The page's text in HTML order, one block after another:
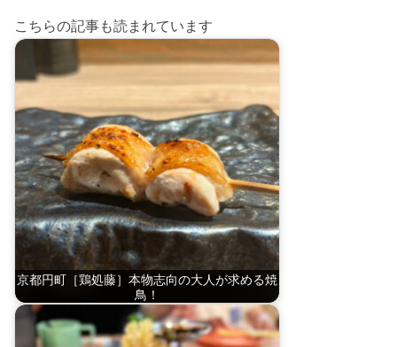
こちらの記事も読まれています
京都円町［鶏処藤］本物志向の大人が求める焼
鳥！